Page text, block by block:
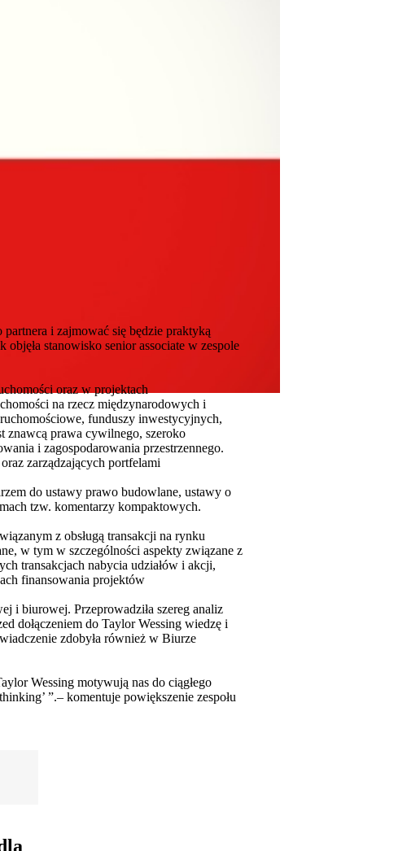
partnera i zajmować się będzie praktyką
stanowisko senior associate w zespole
oraz w projektach
na rzecz międzynarodowych i
funduszy inwestycyjnych,
znawcą prawa cywilnego, szeroko
i zagospodarowania przestrzennego.
zarządzających portfelami
do ustawy prawo budowlane, ustawy o
tzw. komentarzy kompaktowych.
z obsługą transakcji na rynku
w tym w szczególności aspekty związane z
transakcjach nabycia udziałów i akcji,
finansowania projektów
i biurowej. Przeprowadziła szereg analiz
dołączeniem do Taylor Wessing wiedzę i
zdobyła również w Biurze
Wessing motywują nas do ciągłego
”.– komentuje powiększenie zespołu